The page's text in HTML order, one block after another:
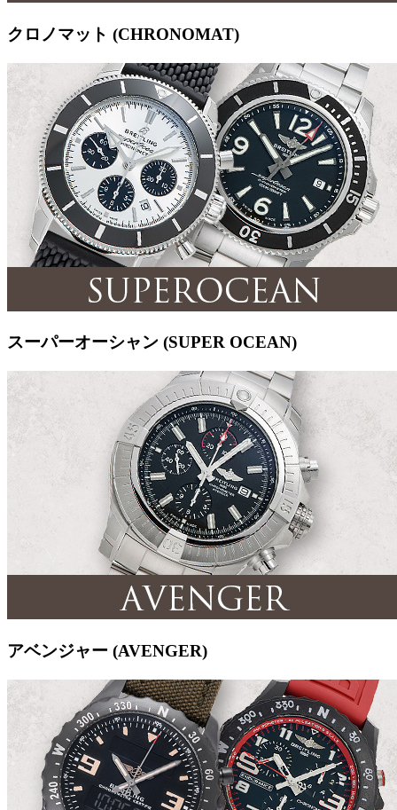
クロノマット (CHRONOMAT)
スーパーオーシャン (SUPER OCEAN)
アベンジャー (AVENGER)